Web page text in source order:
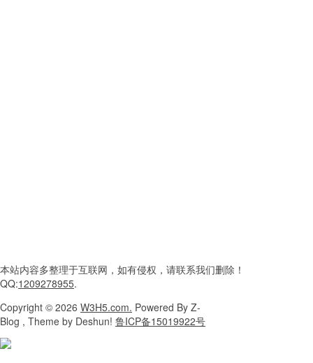
本站内容多整理于互联网， 如有侵权，请联系我们删除！
QQ:1209278955.
Copyright © 2026 W3H5.com. Powered By Z-
Blog , Theme by Deshun! 鲁ICP备15019922号